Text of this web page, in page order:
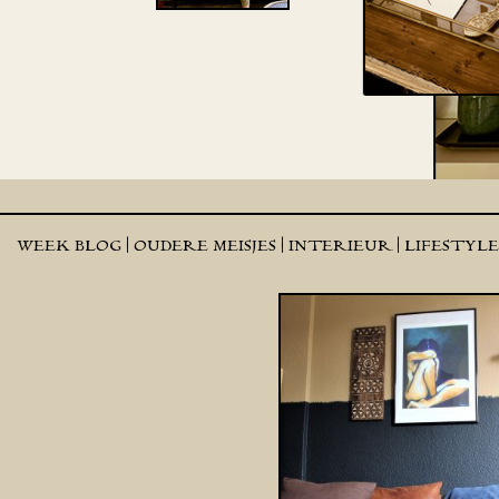
WEEK BLOG | OUDERE MEISJES | INTERIEUR | LIFESTYLE